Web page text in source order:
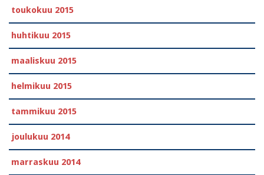
toukokuu 2015
huhtikuu 2015
maaliskuu 2015
helmikuu 2015
tammikuu 2015
joulukuu 2014
marraskuu 2014